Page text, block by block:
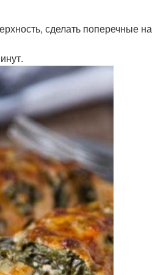
сделать поперечные